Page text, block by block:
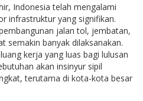
Indonesia telah mengalami
infrastruktur yang signifikan.
jalan tol, jembatan,
semakin banyak dilaksanakan.
kerja yang luas bagi lulusan
akan insinyur sipil
terutama di kota-kota besar